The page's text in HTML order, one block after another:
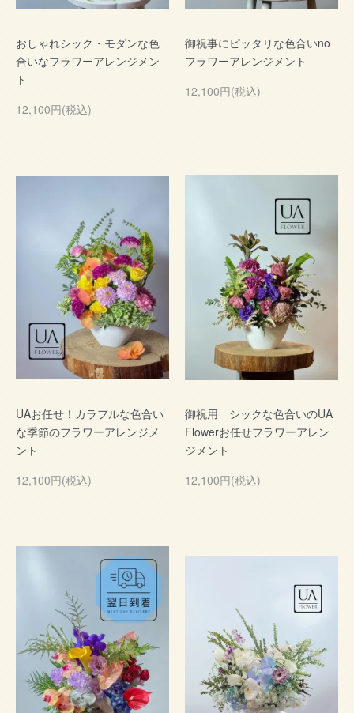
おしゃれシック・モダンな色
合いなフラワーアレンジメン
ト
12,100円(税込)
御祝事にピッタリな色合いno
フラワーアレンジメント
12,100円(税込)
UAお任せ！カラフルな色合い
な季節のフラワーアレンジメ
ント
12,100円(税込)
御祝用 シックな色合いのUA
Flowerお任せフラワーアレン
ジメント
12,100円(税込)